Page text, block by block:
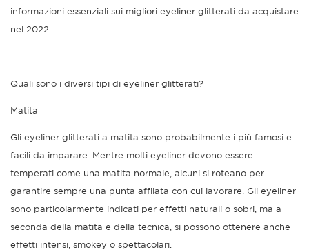
informazioni essenziali sui migliori eyeliner glitterati da acquistare
nel 2022.
Quali sono i diversi tipi di eyeliner glitterati?
Matita
Gli eyeliner glitterati a matita sono probabilmente i più famosi e
facili da imparare. Mentre molti eyeliner devono essere
temperati come una matita normale, alcuni si roteano per
garantire sempre una punta affilata con cui lavorare. Gli eyeliner
sono particolarmente indicati per effetti naturali o sobri, ma a
seconda della matita e della tecnica, si possono ottenere anche
effetti intensi, smokey o spettacolari.